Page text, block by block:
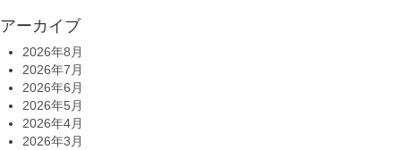
アーカイブ
2026年8月
2026年7月
2026年6月
2026年5月
2026年4月
2026年3月